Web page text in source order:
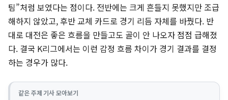
팀”처럼 보였다는 점이다. 전반에는 크게 흔들지 못했지만 조급
해하지 않았고, 후반 교체 카드로 경기 리듬 자체를 바꿨다. 반
대로 대전은 좋은 흐름을 만들고도 골이 안 나오자 점점 급해졌
다. 결국 K리그에서는 이런 감정 흐름 차이가 경기 결과를 결정
하는 경우가 많다.
같은 주제 기사 모아보기